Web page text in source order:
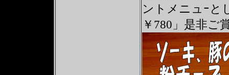
ントメニュｰと
￥780」是非ご